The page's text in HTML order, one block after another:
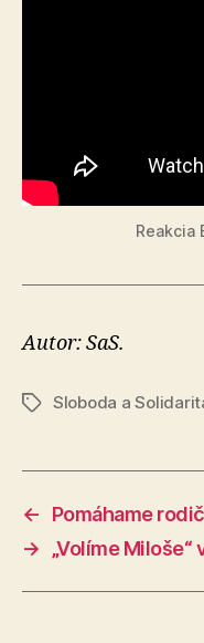
Reakcia
Autor: SaS.
ZnačkySloboda a
←
Pomáhame
→
„Volíme Miloše“